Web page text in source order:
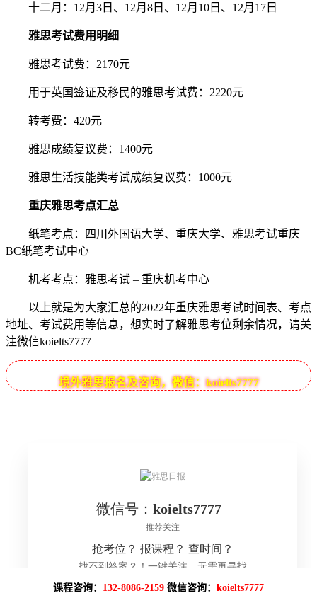
十二月：12月3日、12月8日、12月10日、12月17日
雅思考试费用明细
雅思考试费：2170元
用于英国签证及移民的雅思考试费：2220元
转考费：420元
雅思成绩复议费：1400元
雅思生活技能类考试成绩复议费：1000元
重庆雅思考点汇总
纸笔考点：四川外国语大学、重庆大学、雅思考试重庆
BC纸笔考试中心
机考考点：雅思考试 – 重庆机考中心
以上就是为大家汇总的2022年重庆雅思考试时间表、考点
地址、考试费用等信息，想实时了解雅思考位剩余情况，请关
注微信koielts7777
境外雅思报名及咨询，微信：koielts7777
课程咨询： 132-8086-2159 微信咨询： koielts7777